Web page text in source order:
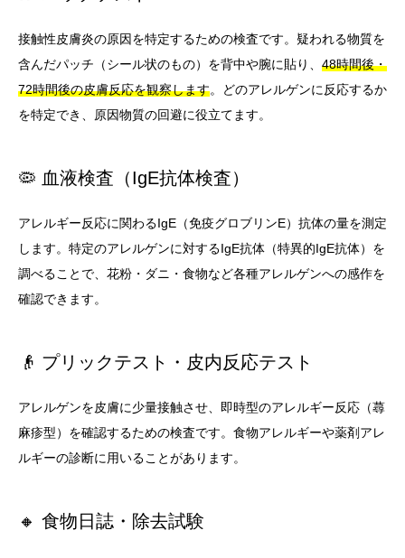
接触性皮膚炎の原因を特定するための検査です。疑われる物質を
含んだパッチ（シール状のもの）を背中や腕に貼り、 48時間後・
72時間後の皮膚反応を観察します。どのアレルゲンに反応するか
を特定でき、原因物質の回避に役立てます。
🦠 血液検査（IgE抗体検査）
アレルギー反応に関わるIgE（免疫グロブリンE）抗体の量を測定
します。特定のアレルゲンに対するIgE抗体（特異的IgE抗体）を
調べることで、花粉・ダニ・食物など各種アレルゲンへの感作を
確認できます。
👴 プリックテスト・皮内反応テスト
アレルゲンを皮膚に少量接触させ、即時型のアレルギー反応（蕁
麻疹型）を確認するための検査です。食物アレルギーや薬剤アレ
ルギーの診断に用いることがあります。
🔸 食物日誌・除去試験